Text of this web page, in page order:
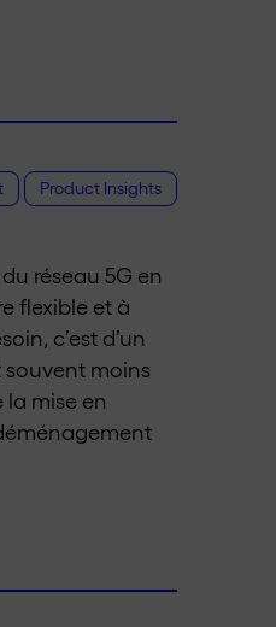
Product Insights
réseau 5G en
flexible et à
c’est d’un
souvent moins
mise en